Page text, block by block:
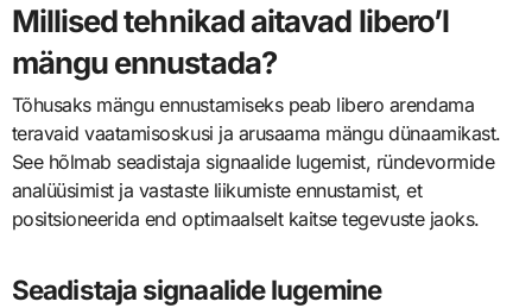
Millised tehnikad aitavad libero’l
mängu ennustada?
Tõhusaks mängu ennustamiseks peab libero arendama
teravaid vaatamisoskusi ja arusaama mängu dünaamikast.
See hõlmab seadistaja signaalide lugemist, ründevormide
analüüsimist ja vastaste liikumiste ennustamist, et
positsioneerida end optimaalselt kaitse tegevuste jaoks.
Seadistaja signaalide lugemine